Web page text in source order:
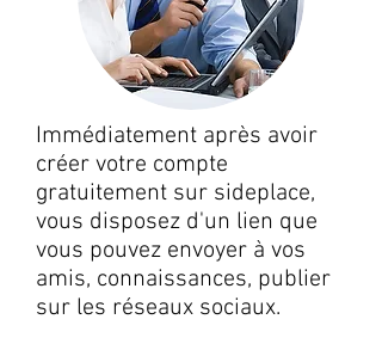
Immédiatement après avoir
créer votre compte
gratuitement sur sideplace,
vous disposez d'un lien que
vous pouvez envoyer à vos
amis, connaissances, publier
sur les réseaux sociaux.